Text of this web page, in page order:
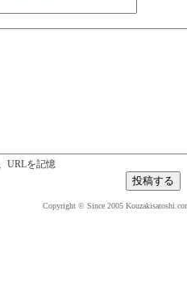
URLを記憶
Copyright © Since 2005